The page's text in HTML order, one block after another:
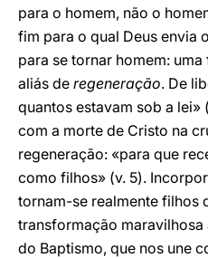
para o homem, não o
fim para o qual Deus envia
para se tornar homem:
aliás de regeneração. De
quantos estavam sob a lei»
com a morte de Cristo na
regeneração: «para que
como filhos» (v. 5).
tornam-se realmente filhos
transformação
do Baptismo, que nos une